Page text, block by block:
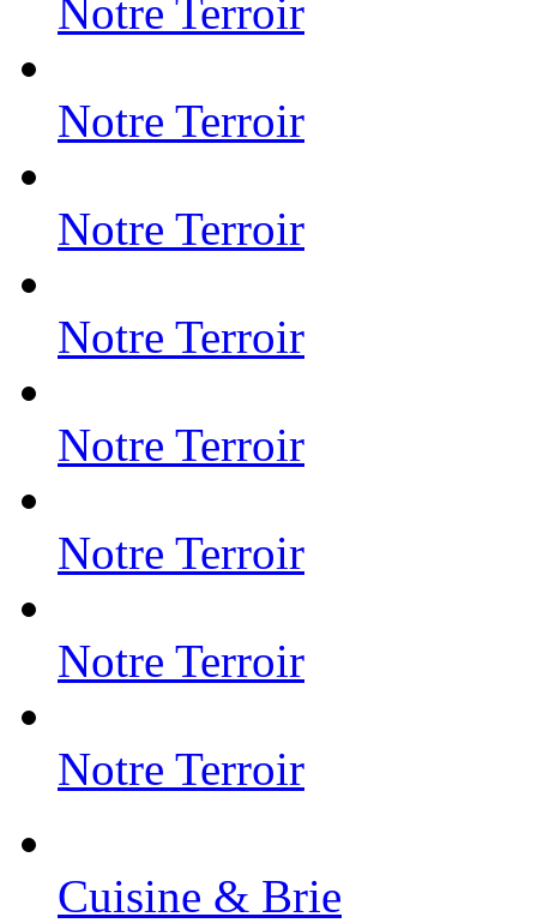
Notre Terroir
Notre Terroir
Notre Terroir
Notre Terroir
Notre Terroir
Notre Terroir
Notre Terroir
Notre Terroir
Cuisine & Brie